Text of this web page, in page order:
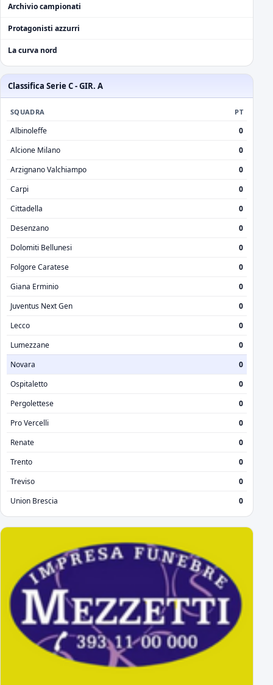
Archivio campionati
Protagonisti azzurri
La curva nord
Classifica Serie C - GIR. A
SQUADRA PT
Albinoleffe
0
Alcione Milano
0
Arzignano Valchiampo
0
Carpi
0
Cittadella
0
Desenzano
0
Dolomiti Bellunesi
0
Folgore Caratese
0
Giana Erminio
0
Juventus Next Gen
0
Lecco
0
Lumezzane
0
Novara
0
Ospitaletto
0
Pergolettese
0
Pro Vercelli
0
Renate
0
Trento
0
Treviso
0
Union Brescia
0